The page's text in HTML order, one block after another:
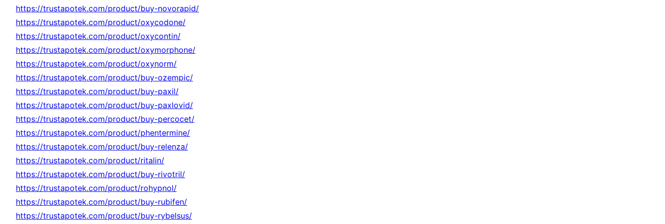
https://trustapotek.com/product/buy-novorapid/
https://trustapotek.com/product/oxycodone/
https://trustapotek.com/product/oxycontin/
https://trustapotek.com/product/oxymorphone/
https://trustapotek.com/product/oxynorm/
https://trustapotek.com/product/buy-ozempic/
https://trustapotek.com/product/buy-paxil/
https://trustapotek.com/product/buy-paxlovid/
https://trustapotek.com/product/buy-percocet/
https://trustapotek.com/product/phentermine/
https://trustapotek.com/product/buy-relenza/
https://trustapotek.com/product/ritalin/
https://trustapotek.com/product/buy-rivotril/
https://trustapotek.com/product/rohypnol/
https://trustapotek.com/product/buy-rubifen/
https://trustapotek.com/product/buy-rybelsus/